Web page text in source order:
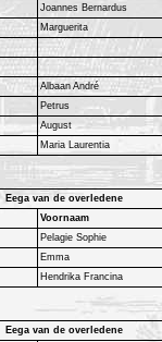
Joannes Bernardus
Marguerita
Albaan André
Petrus
August
Maria Laurentia
Eega van de overledene
Voornaam
Pelagie Sophie
Emma
Hendrika Francina
Eega van de overledene